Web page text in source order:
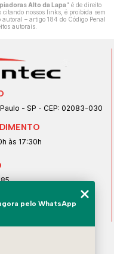
Alto da Lapa" é de direito
citando nossos links, é proibida sem
– artigo 184 do Código Penal
autorais.
- SP - CEP: 02083-030
às 17:30h
pelo WhatsApp